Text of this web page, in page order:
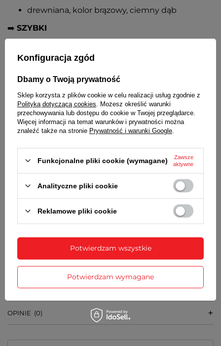
drewniana, kolor brązowy, ciemny dąb
➡️ SZYBKI
TARCZE
białe, czarne czytelne cyfry arabskie, czarne
kontrastowe wskazówki, ikony pogody
POMIARY
barometr- pomiar ciśnienia atmosferycznego
MECHANIZM
analogowy, ręczna kalibracja barometru
WYMIARY
12 cm x 20,7 cm x 3,5 cm [szer x wys x gł]
DO POBRANIA
GWARANCJA
OPINIE (0)
Konfiguracja zgód
Dbamy o Twoją prywatność
Sklep korzysta z plików cookie w celu realizacji usług zgodnie z
Polityką dotyczącą cookies . Możesz określić warunki
przechowywania lub dostępu do cookie w Twojej przeglądarce.
Więcej informacji na temat warunków i prywatności można
znaleźć także na stronie Prywatność i warunki Google
Funkcjonalne pliki cookie (wymagane)
Zawsze
aktywne
Analityczne pliki cookie
Reklamowe pliki cookie
Potwierdzam wymagane
Potwierdzam wszystkie